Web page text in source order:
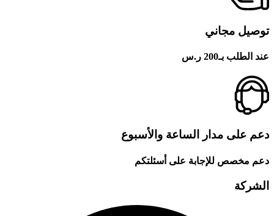
توصيل مجاني
عند الطلب بـ200 ر.س
دعم على مدار الساعة والأسبوع
دعم مخصص للإجابة على أسئلتكم
الشركة